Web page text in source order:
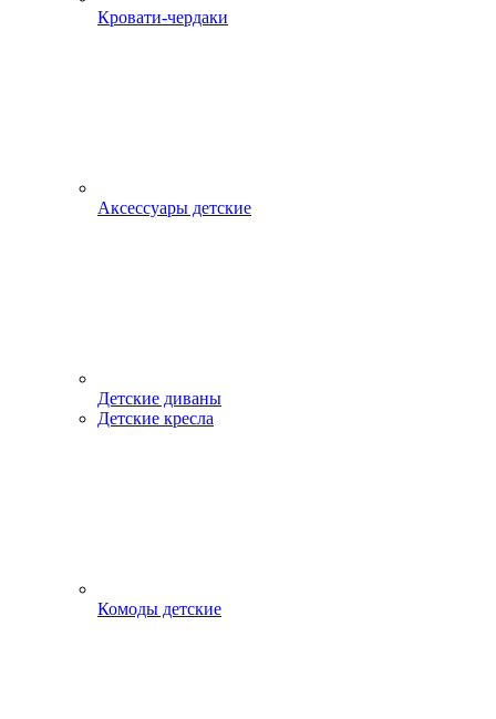
Кровати-чердаки
Аксессуары детские
Детские диваны
Детские кресла
Комоды детские